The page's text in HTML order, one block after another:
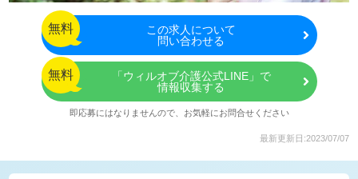
無料 この求人について
問い合わせる
無料
「ウィルオブ介護公式LINE」で
情報収集する
即応募にはなりませんので、お気軽にお問合せください
最新更新日:2023/07/07